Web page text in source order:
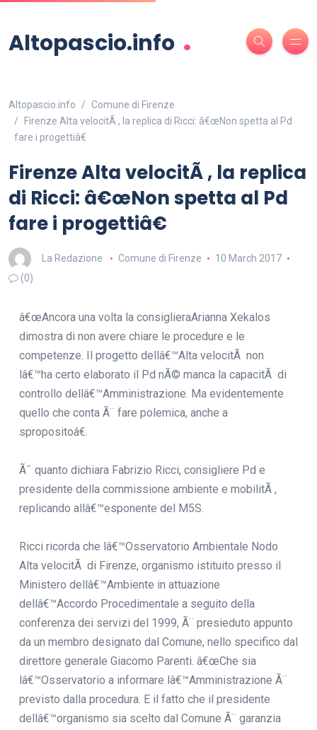
Altopascio.info .
Altopascio.info
Comune di Firenze
Firenze Alta velocitÃ , la replica di Ricci: â€œNon spetta al Pd
fare i progettiâ€
Firenze Alta velocitÃ , la replica
di Ricci: â€œNon spetta al Pd
fare i progettiâ€
La Redazione Comune di Firenze
10 March 2017
(0)
â€œAncora una volta la consiglieraArianna Xekalos
dimostra di non avere chiare le procedure e le
competenze. Il progetto dellâ€™Alta velocitÃ non
lâ€™ha certo elaborato il Pd nÃ© manca la capacitÃ di
controllo dellâ€™Amministrazione. Ma evidentemente
quello che conta Ã¨ fare polemica, anche a
spropositoâ€.
Ãˆ quanto dichiara Fabrizio Ricci, consigliere Pd e
presidente della commissione ambiente e mobilitÃ ,
replicando allâ€™esponente del M5S.
Ricci ricorda che lâ€™Osservatorio Ambientale Nodo
Alta velocitÃ di Firenze, organismo istituito presso il
Ministero dellâ€™Ambiente in attuazione
dellâ€™Accordo Procedimentale a seguito della
conferenza dei servizi del 1999, Ã¨ presieduto appunto
da un membro designato dal Comune, nello specifico dal
direttore generale Giacomo Parenti. â€œChe sia
lâ€™Osservatorio a informare lâ€™Amministrazione Ã¨
previsto dalla procedura. E il fatto che il presidente
dellâ€™organismo sia scelto dal Comune Ã¨ garanzia